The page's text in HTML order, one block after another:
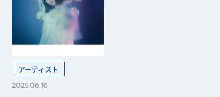
アーティスト
2025.06.16